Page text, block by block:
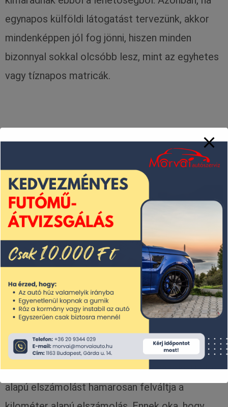
egynapos külföldi látogatást tervezünk, akkor
mindenképpen jól fog jönni, hiszen minden
bizonnyal sokkal olcsóbb lesz, mint az egyhetes
vagy tíznapos matricák.
Ezzel együtt változni fog a teherautók
útdíjfizetési rendszere is. A jól megszokott idő
alapú elszámolást hamarosan felváltja a